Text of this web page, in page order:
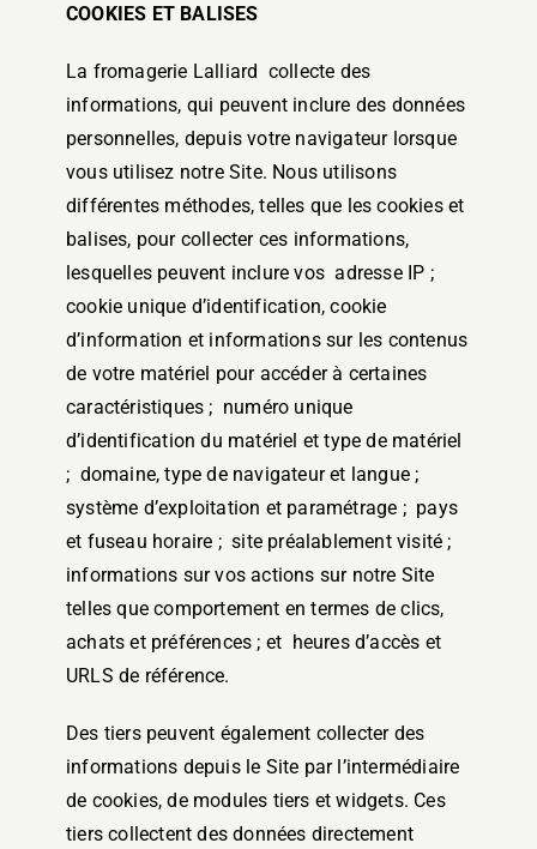
COOKIES ET BALISES
La fromagerie Lalliard collecte des
informations, qui peuvent inclure des données
personnelles, depuis votre navigateur lorsque
vous utilisez notre Site. Nous utilisons
différentes méthodes, telles que les cookies et
balises, pour collecter ces informations,
lesquelles peuvent inclure vos adresse IP ;
cookie unique d’identification, cookie
d’information et informations sur les contenus
de votre matériel pour accéder à certaines
caractéristiques ; numéro unique
d’identification du matériel et type de matériel
; domaine, type de navigateur et langue ;
système d’exploitation et paramétrage ; pays
et fuseau horaire ; site préalablement visité ;
informations sur vos actions sur notre Site
telles que comportement en termes de clics,
achats et préférences ; et heures d’accès et
URLS de référence.
Des tiers peuvent également collecter des
informations depuis le Site par l’intermédiaire
de cookies, de modules tiers et widgets. Ces
tiers collectent des données directement